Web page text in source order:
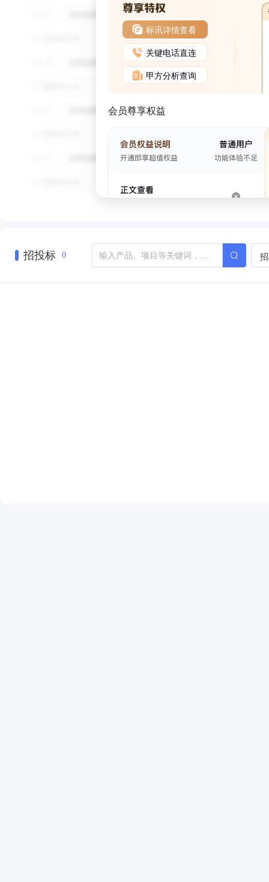
标讯详情查看
关键电话直连
甲方分析查询
会员尊享权益
招投标 0